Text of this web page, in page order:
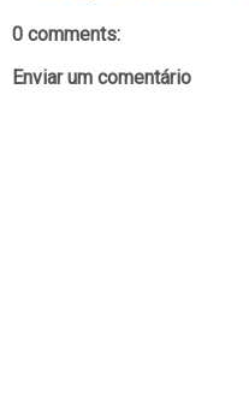
0 comments:
Enviar um comentário